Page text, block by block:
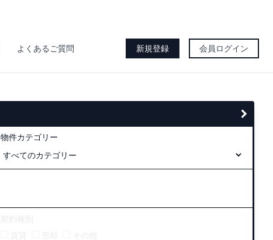
よくあるご質問 新規登録 会員ログイン
物件カテゴリー